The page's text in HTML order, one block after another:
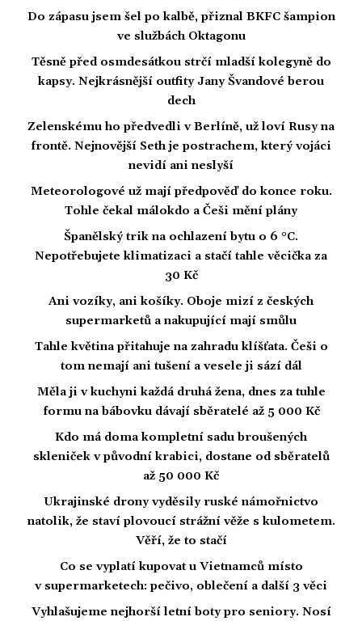
Do zápasu jsem šel po kalbě, přiznal BKFC šampion
ve službách Oktagonu
Těsně před osmdesátkou strčí mladší kolegyně do
kapsy. Nejkrásnější outfity Jany Švandové berou
dech
Zelenskému ho předvedli v Berlíně, už loví Rusy na
frontě. Nejnovější Seth je postrachem, který vojáci
nevidí ani neslyší
Meteorologové už mají předpověď do konce roku.
Tohle čekal málokdo a Češi mění plány
Španělský trik na ochlazení bytu o 6 °C.
Nepotřebujete klimatizaci a stačí tahle věcička za
30 Kč
Ani vozíky, ani košíky. Oboje mizí z českých
supermarketů a nakupující mají smůlu
Tahle květina přitahuje na zahradu klíšťata. Češi o
tom nemají ani tušení a vesele ji sází dál
Měla ji v kuchyni každá druhá žena, dnes za tuhle
formu na bábovku dávají sběratelé až 5 000 Kč
Kdo má doma kompletní sadu broušených
skleniček v původní krabici, dostane od sběratelů
až 50 000 Kč
Ukrajinské drony vyděsily ruské námořnictvo
natolik, že staví plovoucí strážní věže s kulometem.
Věří, že to stačí
Co se vyplatí kupovat u Vietnamců místo
v supermarketech: pečivo, oblečení a další 3 věci
Vyhlašujeme nejhorší letní boty pro seniory. Nosí